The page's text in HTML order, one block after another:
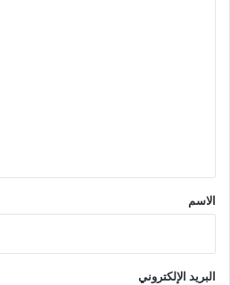
*
الاسم
البريد الإلكتروني